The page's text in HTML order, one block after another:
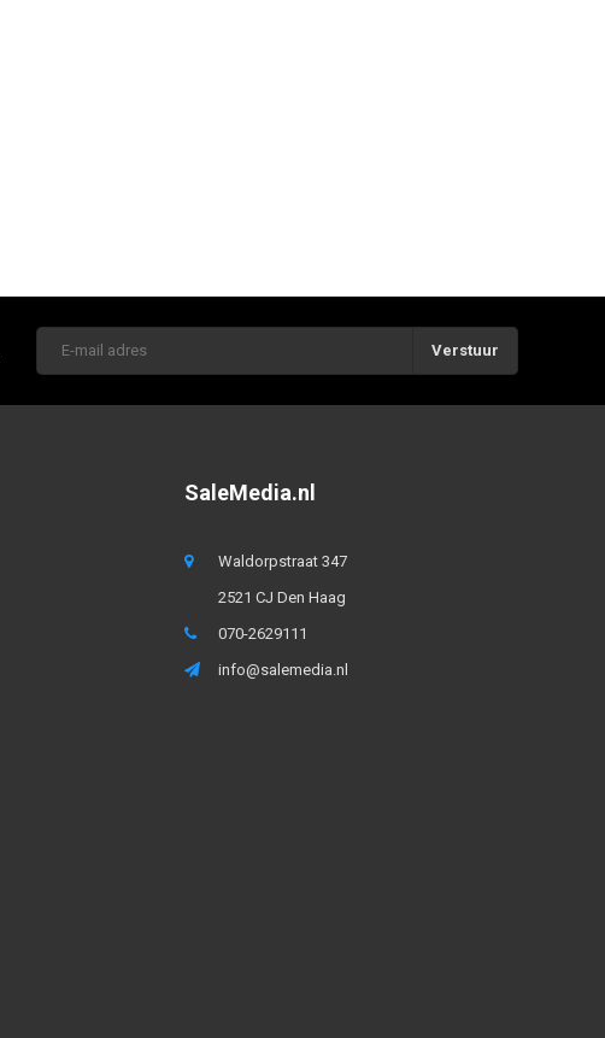
Verstuur
SaleMedia.nl
Waldorpstraat 347
2521 CJ Den Haag
070-2629111
info@salemedia.nl